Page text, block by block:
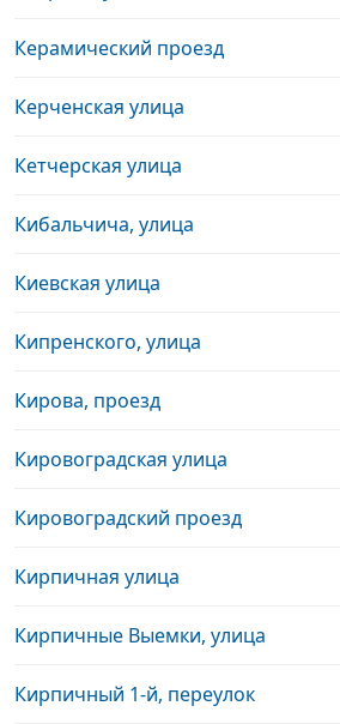
Керамический проезд
Керченская улица
Кетчерская улица
Кибальчича, улица
Киевская улица
Кипренского, улица
Кирова, проезд
Кировоградская улица
Кировоградский проезд
Кирпичная улица
Кирпичные Выемки, улица
Кирпичный 1-й, переулок